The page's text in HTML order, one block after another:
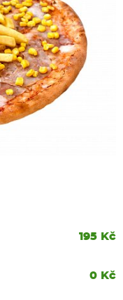
195 Kč
0 Kč